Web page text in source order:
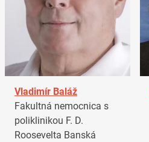
Vladimír Baláž
Fakultná nemocnica s
poliklinikou F. D.
Roosevelta Banská